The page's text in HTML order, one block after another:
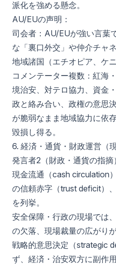
派化を強める懸念。
AU/EUの声明：
司会者：AU/EUが強い言葉
な「裏口外交」や仲介チャ
地域諸国（エチオピア、ケ
コメンテーター複数：紅海
境治安、対テロ協力、資金
政と絡み合い、政権の意思
が脆弱なまま地域協力に依
毀損し得る。
6. 経済・通貨・財政運営（
発言者2（財政・通貨の指摘
現金流通（cash circulation
の信頼赤字（trust deficit）
を列挙。
安全保障・行政の現場では
の欠落、現場裁量の広がり
戦略的意思決定（strategic
ず、経済・治安双方に副作用